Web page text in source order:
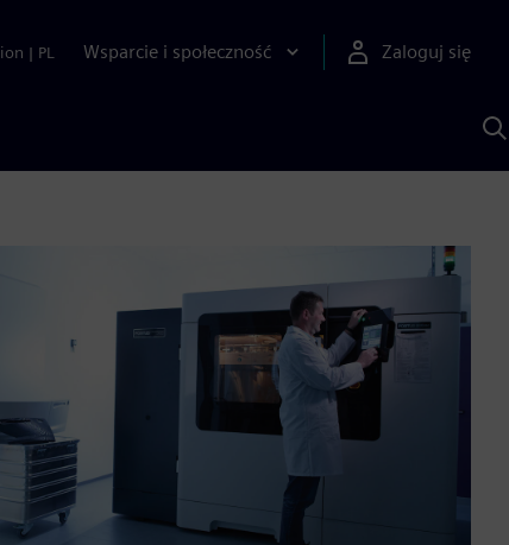
| PL Wsparcie i społeczność Zaloguj się